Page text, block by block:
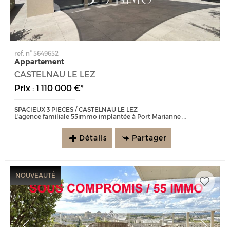
ref. n° 5649652
Appartement
CASTELNAU LE LEZ
Prix : 1 110 000 €*
SPACIEUX 3 PIECES / CASTELNAU LE LEZ
L'agence familiale 55immo implantée à Port Marianne est ravie de vous présenter ce superbe appartement 3 pièces de...
Détails Partager
NOUVEAUTÉ